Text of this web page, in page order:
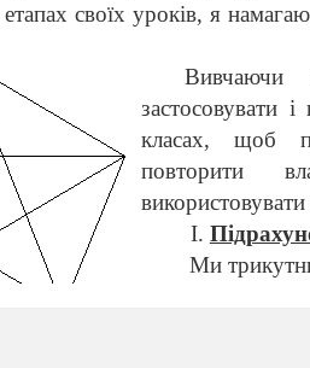
своїх уроків, я
Вивчаючи
застосовувати
класах, щоб
повторити
використовувати
I.
Ми